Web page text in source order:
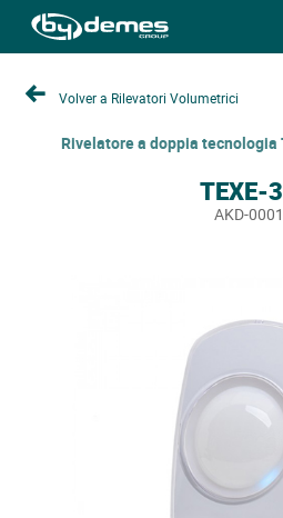
Volver a Rilevatori Volumetrici
Rivelatore a doppia tecnologia
TEXE-
AKD-0001